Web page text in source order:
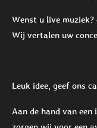
Wenst u live muziek?
Wij vertalen uw
Leuk idee, geef ons
Aan de hand van